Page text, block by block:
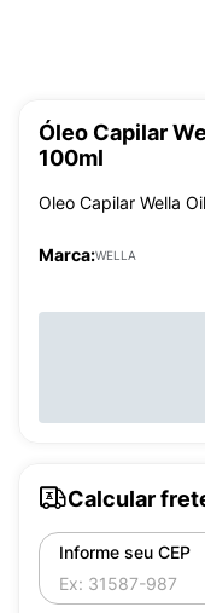
Óleo Capilar
100ml
Oleo Capilar Wella
Marca:WELLA
Calcular
Informe seu CEP